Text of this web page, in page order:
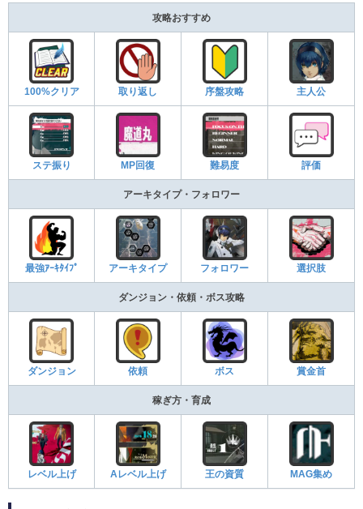
攻略おすすめ
100%クリア 取り返し 序盤攻略 主人公
ステ振り MP回復 難易度 評価
アーキタイプ・フォロワー
最強ｱｰｷﾀｲﾌﾟ アーキタイプ フォロワー 選択肢
ダンジョン・依頼・ボス攻略
ダンジョン 依頼 ボス 賞金首
稼ぎ方・育成
レベル上げ Aレベル上げ 王の資質 MAG集め